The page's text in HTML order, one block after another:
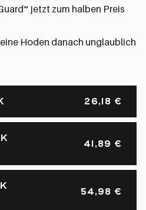
jetzt zum halben Preis
Hoden danach unglaublich
26,18 €
41,89 €
54,98 €